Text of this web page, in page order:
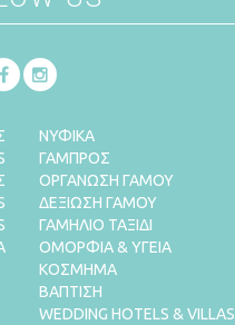
ΝΥΦΙΚΑ
ΓΑΜΠΡΟΣ
ΟΡΓΑΝΩΣΗ ΓΑΜΟΥ
ΔΕΞΙΩΣΗ ΓΑΜΟΥ
ΓΑΜΗΛΙΟ ΤΑΞΙΔΙ
ΟΜΟΡΦΙΑ & ΥΓΕΙΑ
ΚΟΣΜΗΜΑ
ΒΑΠΤΙΣΗ
WEDDING HOTELS & VILLAS